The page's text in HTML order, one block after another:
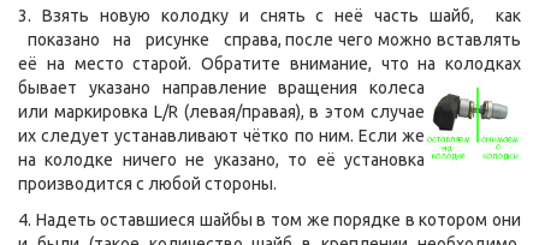
3. Взять новую колодку и снять с неё часть шайб, как
показано на рисунке справа, после чего можно вставлять
её на место старой. Обратите внимание, что на колодках
бывает указано направление вращения колеса
или маркировка L/R (левая/правая), в этом случае
их следует устанавливают чётко по ним. Если же
на колодке ничего не указано, то её установка
производится с любой стороны.
4. Надеть оставшиеся шайбы в том же порядке в котором они